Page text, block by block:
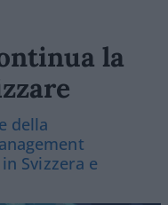
la
della
Svizzera e